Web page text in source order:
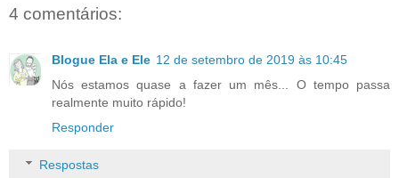
4 comentários:
Blogue Ela e Ele 12 de setembro de 2019 às 10:45
Nós estamos quase a fazer um mês... O tempo passa
realmente muito rápido!
Responder
Respostas